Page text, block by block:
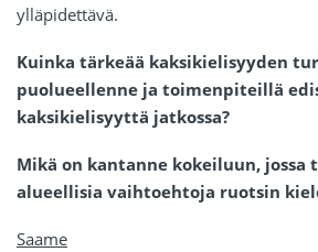
ylläpidettävä.
Kuinka tärkeää kaksikielisyyden
puolueellenne ja toimenpiteillä
kaksikielisyyttä jatkossa?
Mikä on kantanne kokeiluun, jossa
alueellisia vaihtoehtoja ruotsin
Saame